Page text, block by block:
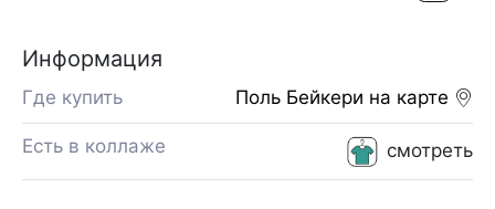
Информация
Поль Бейкери на карте
Где купить
смотреть
Есть в коллаже